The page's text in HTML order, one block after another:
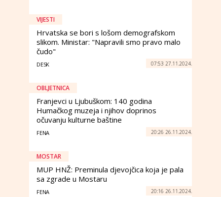
VIJESTI
Hrvatska se bori s lošom demografskom
slikom. Ministar: "Napravili smo pravo malo
čudo"
DESK 07:53 27.11.2024.
OBLJETNICA
Franjevci u Ljubuškom: 140 godina
Humačkog muzeja i njihov doprinos
očuvanju kulturne baštine
FENA 20:26 26.11.2024.
MOSTAR
MUP HNŽ: Preminula djevojčica koja je pala
sa zgrade u Mostaru
FENA 20:16 26.11.2024.